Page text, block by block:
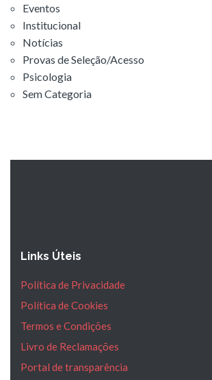
Eventos
Institucional
Notícias
Provas de Seleção/Acesso
Psicologia
Sem Categoria
Links Úteis
Política de Privacidade
Política de Cookies
Termos e Condições
Livro de Reclamações
Portal de transparência